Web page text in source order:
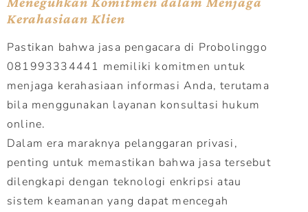
Kerahasiaan Klien
Pastikan bahwa jasa pengacara di Probolinggo
081993334441 memiliki komitmen untuk
menjaga kerahasiaan informasi Anda, terutama
bila menggunakan layanan konsultasi hukum
online.
Dalam era maraknya pelanggaran privasi,
penting untuk memastikan bahwa jasa tersebut
dilengkapi dengan teknologi enkripsi atau
sistem keamanan yang dapat mencegah